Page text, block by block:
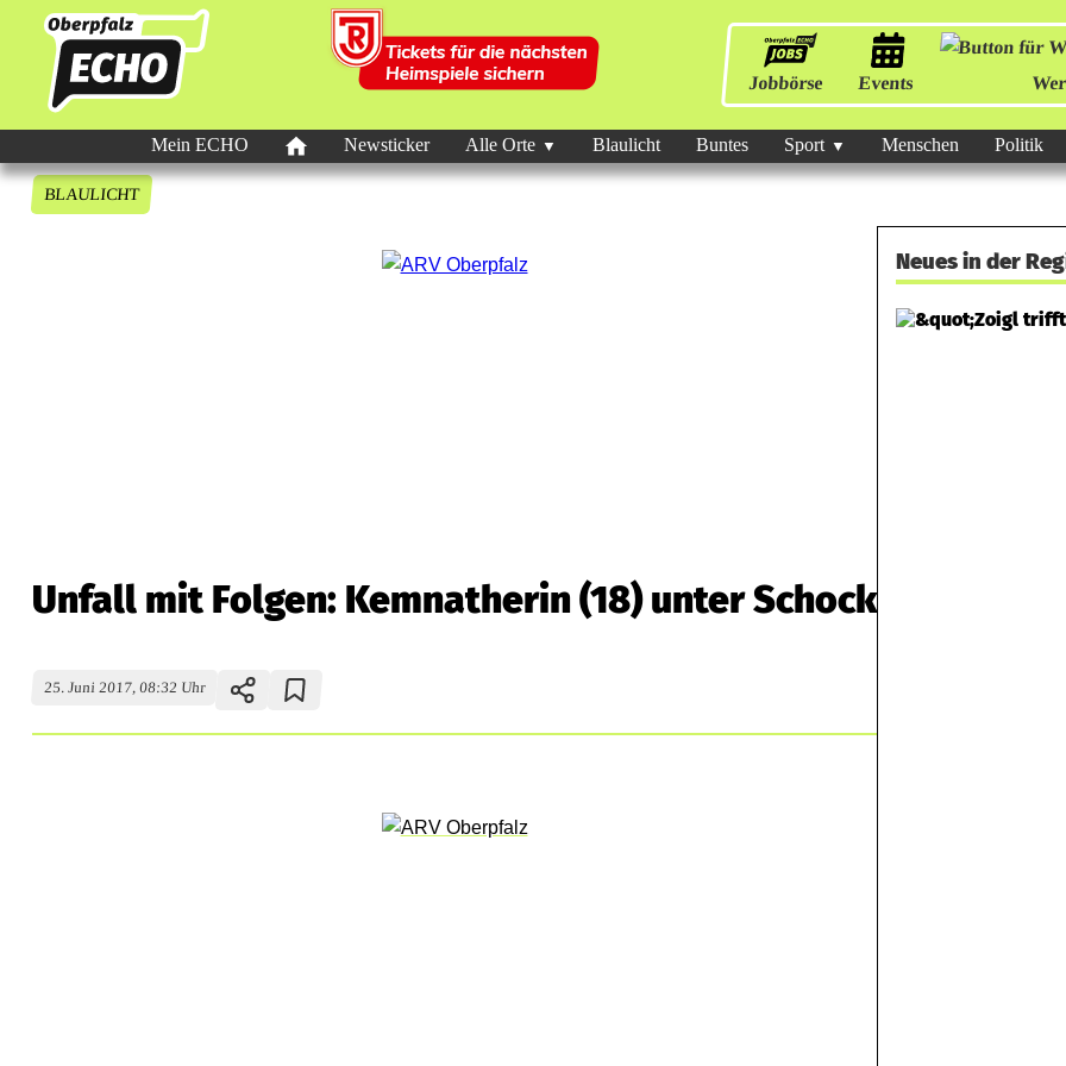
Jobbörse Events
Mein ECHO Newsticker Alle Orte Blaulicht Buntes Sport Menschen Politik
BLAULICHT
Unfall mit Folgen: Kemnatherin (18) unter Schock
25. Juni 2017, 08:32 Uhr
Neues in der